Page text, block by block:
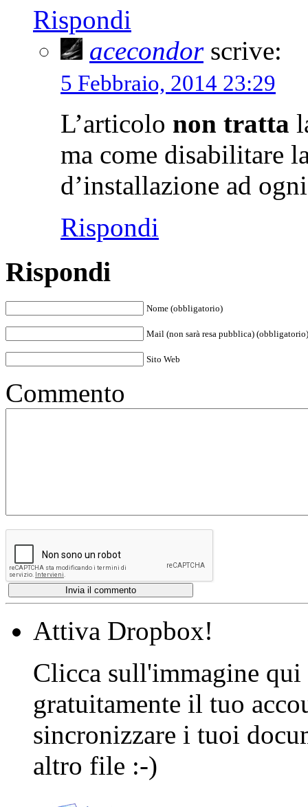
Rispondi
acecondorscrive:
5 Febbraio, 2014 23:29
L’articolo non tratta
ma come disabilitare
d’installazione ad
Rispondi
Rispondi
Nome (obbligatorio)
Mail (non sarà resa pubblica) (obbligatorio)
Sito Web
Commento
Attiva Dropbox!
Clicca sull'immagine
gratuitamente il tuo
sincronizzare i tuoi
altro file :-)